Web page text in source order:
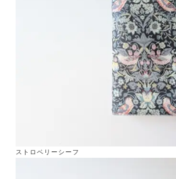
ストロベリーシーフ